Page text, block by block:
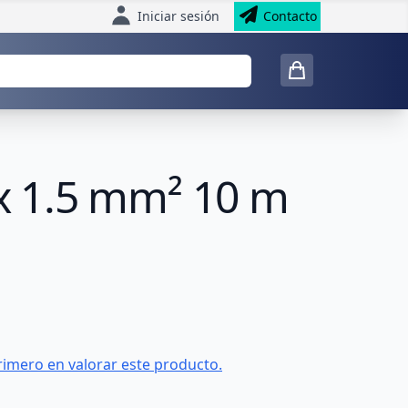
Iniciar sesión Contacto
mm² 10 m
en valorar este producto.